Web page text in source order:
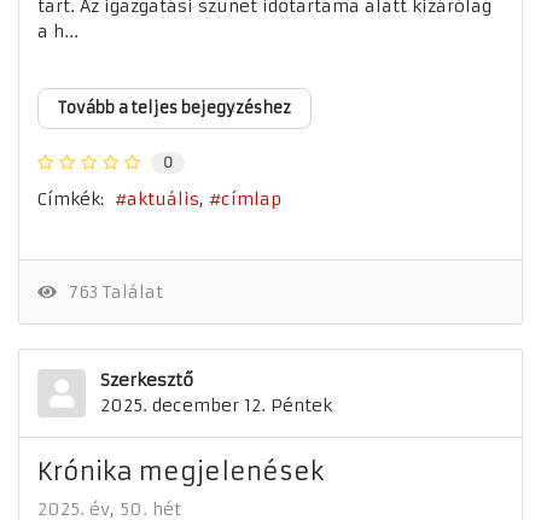
tart. Az igazgatási szünet időtartama alatt kizárólag
a h...
Tovább a teljes bejegyzéshez
0
Címkék: aktuális címlap
763 Találat
Szerkesztő
2025. december 12. Péntek
Krónika megjelenések
2025. év 50. hét